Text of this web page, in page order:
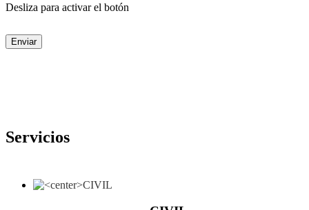
Desliza para activar el botón
Enviar
Servicios